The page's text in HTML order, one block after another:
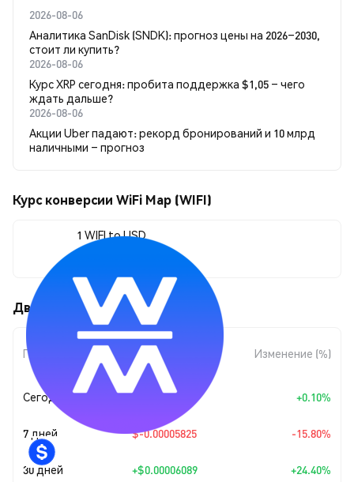
2026-08-06
Аналитика SanDisk (SNDK): прогноз цены на 2026–2030,
стоит ли купить?
2026-08-06
Курс XRP сегодня: пробита поддержка $1,05 – чего
ждать дальше?
2026-08-06
Акции Uber падают: рекорд бронирований и 10 млрд
наличными – прогноз
Курс конверсии WiFi Map (WIFI)
1 WIFI to USD
Движения цены WiFi Map (WIFI)
Период
Изменение
суммы
Изменение (%)
Сегодня + $0.00000031 +0.10%
7 дней $-0.00005825 -15.80%
30 дней +$0.00006089 +24.40%